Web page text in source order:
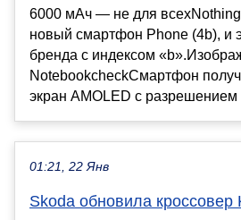
6000 мАч — не для
новый смартфон Phone (4b), и
бренда с индексом
NotebookcheckСмартфон
экран AMOLED с разрешением
01:21, 22 Янв
Skoda обновила кроссовер